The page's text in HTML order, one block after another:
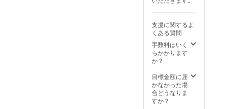
は同一
です。
違いは
ご支援
者さま
のお気
持ちに
ご選択
となり
ます。
込め
て。
あたた
かな支
え、本
当にあ
りがと
いま
す。 ※
このリ
ターン
支援に関するよ
くある質問
手数料はいく
らかかります
か？
目標金額に届
かなかった場
合どうなりま
すか？